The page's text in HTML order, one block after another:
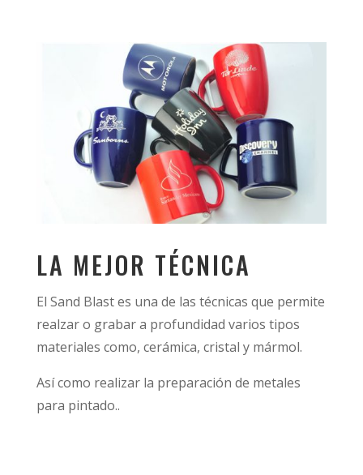
LA MEJOR TÉCNICA
El Sand Blast es una de las técnicas que permite
realzar o grabar a profundidad varios tipos
materiales como, cerámica, cristal y mármol.
Así como realizar la preparación de metales
para pintado..